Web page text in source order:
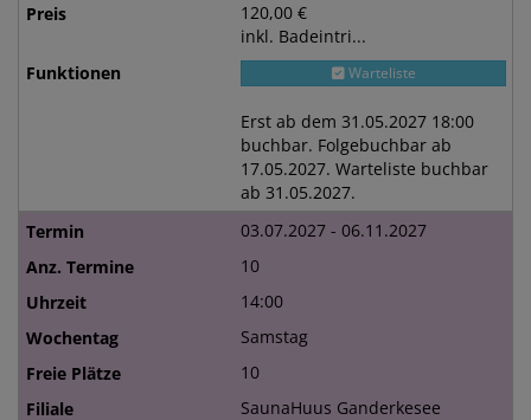
120,00 €
inkl. Badeintri...
Warteliste
Erst ab dem 31.05.2027 18:00
buchbar. Folgebuchbar ab
17.05.2027. Warteliste buchbar
ab 31.05.2027.
03.07.2027 - 06.11.2027
10
14:00
Samstag
10
SaunaHuus Ganderkesee